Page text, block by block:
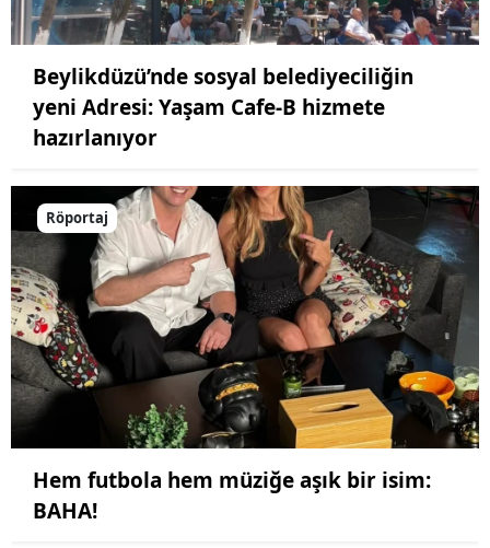
Beylikdüzü’nde sosyal belediyeciliğin
yeni Adresi: Yaşam Cafe-B hizmete
hazırlanıyor
Röportaj
Hem futbola hem müziğe aşık bir isim:
BAHA!